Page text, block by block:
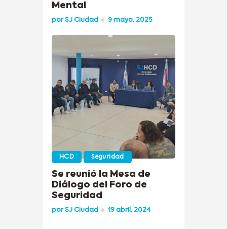
Mental
porSJ Ciudad 9 mayo, 2025
HCD Seguridad
Se reunió la Mesa de
Diálogo del Foro de
Seguridad
porSJ Ciudad 19 abril, 2024